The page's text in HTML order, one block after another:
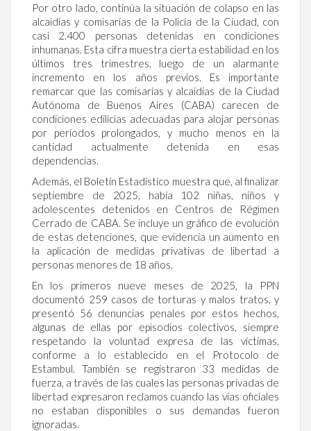
Por otro lado, continúa la situación de colapso en las
alcaidías y comisarías de la Policía de la Ciudad, con
casi 2.400 personas detenidas en condiciones
inhumanas. Esta cifra muestra cierta estabilidad en los
últimos tres trimestres, luego de un alarmante
incremento en los años previos. Es importante
remarcar que las comisarías y alcaidías de la Ciudad
Autónoma de Buenos Aires (CABA) carecen de
condiciones edilicias adecuadas para alojar personas
por períodos prolongados, y mucho menos en la
cantidad actualmente detenida en esas
dependencias.
Además, el Boletín Estadístico muestra que, al finalizar
septiembre de 2025, había 102 niñas, niños y
adolescentes detenidos en Centros de Régimen
Cerrado de CABA. Se incluye un gráfico de evolución
de estas detenciones, que evidencia un aumento en
la aplicación de medidas privativas de libertad a
personas menores de 18 años.
En los primeros nueve meses de 2025, la PPN
documentó 259 casos de torturas y malos tratos, y
presentó 56 denuncias penales por estos hechos,
algunas de ellas por episodios colectivos, siempre
respetando la voluntad expresa de las víctimas,
conforme a lo establecido en el Protocolo de
Estambul. También se registraron 33 medidas de
fuerza, a través de las cuales las personas privadas de
libertad expresaron reclamos cuando las vías oficiales
no estaban disponibles o sus demandas fueron
ignoradas.